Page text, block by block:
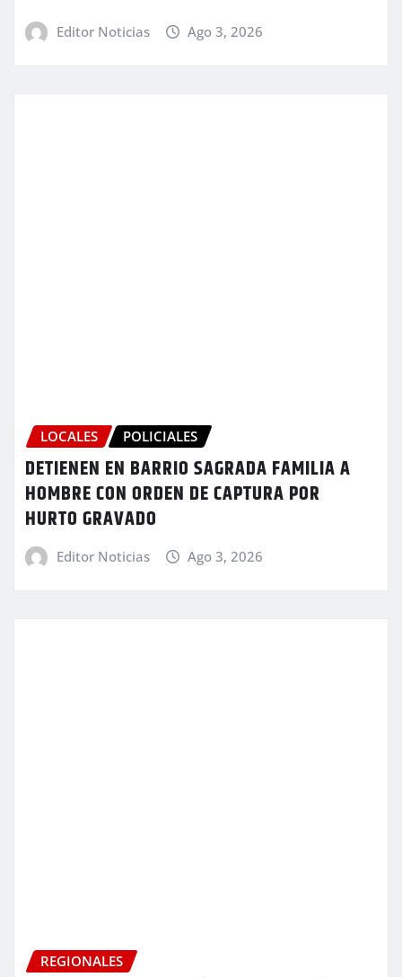
Editor Noticias Ago 3, 2026
LOCALES POLICIALES
DETIENEN EN BARRIO SAGRADA FAMILIA A
HOMBRE CON ORDEN DE CAPTURA POR
HURTO GRAVADO
Editor Noticias Ago 3, 2026
REGIONALES